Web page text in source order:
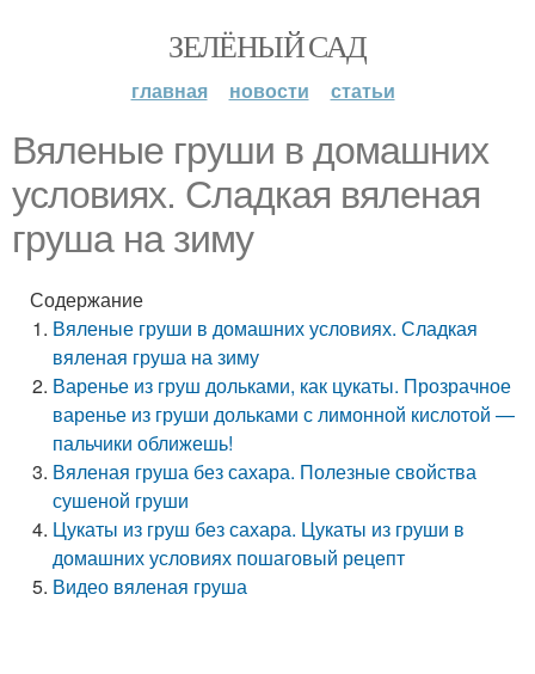
ЗЕЛЁНЫЙ САД
главная новости статьи
Вяленые груши в домашних
условиях. Сладкая вяленая
груша на зиму
Содержание
Вяленые груши в домашних условиях. Сладкая
вяленая груша на зиму
Варенье из груш дольками, как цукаты. Прозрачное
варенье из груши дольками с лимонной кислотой —
пальчики оближешь!
Вяленая груша без сахара. Полезные свойства
сушеной груши
Цукаты из груш без сахара. Цукаты из груши в
домашних условиях пошаговый рецепт
Видео вяленая груша